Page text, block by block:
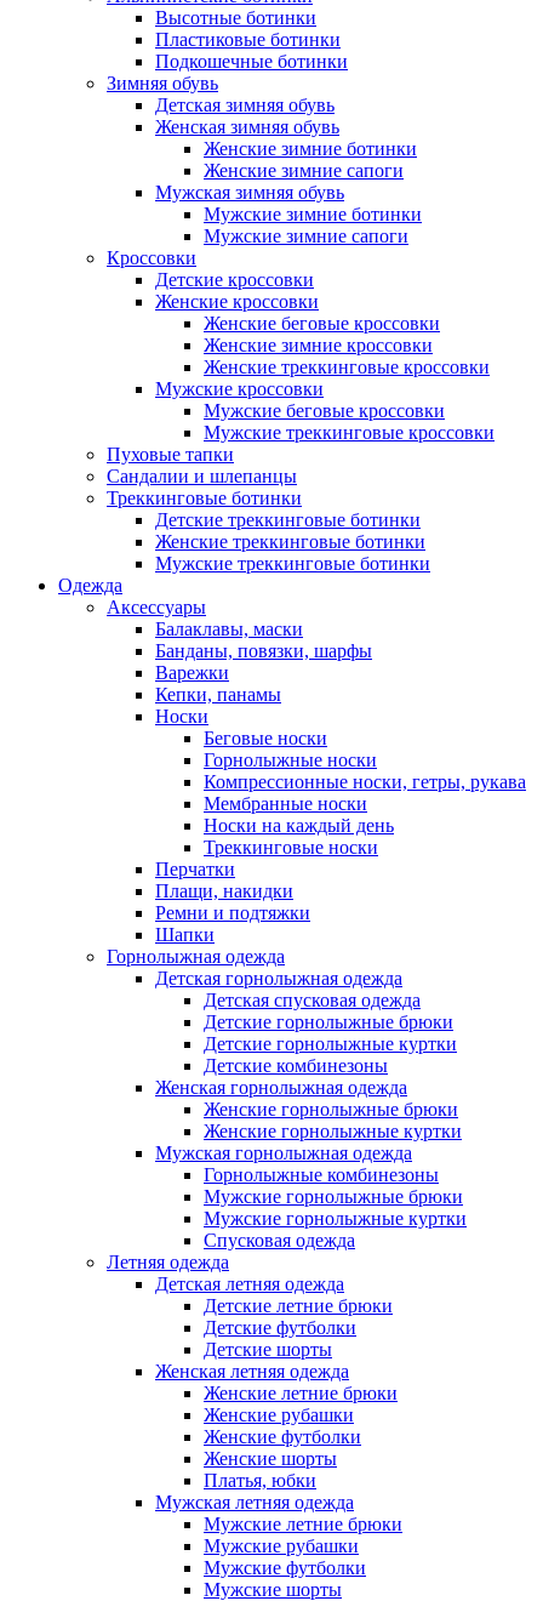
Высотные ботинки
Пластиковые ботинки
Подкошечные ботинки
Зимняя обувь
Детская зимняя обувь
Женская зимняя обувь
Женские зимние ботинки
Женские зимние сапоги
Мужская зимняя обувь
Мужские зимние ботинки
Мужские зимние сапоги
Кроссовки
Детские кроссовки
Женские кроссовки
Женские беговые кроссовки
Женские зимние кроссовки
Женские треккинговые кроссовки
Мужские кроссовки
Мужские беговые кроссовки
Мужские треккинговые кроссовки
Пуховые тапки
Сандалии и шлепанцы
Треккинговые ботинки
Детские треккинговые ботинки
Женские треккинговые ботинки
Мужские треккинговые ботинки
Одежда
Аксессуары
Балаклавы, маски
Банданы, повязки, шарфы
Варежки
Кепки, панамы
Носки
Беговые носки
Горнолыжные носки
Компрессионные носки, гетры, рукава
Мембранные носки
Носки на каждый день
Треккинговые носки
Перчатки
Плащи, накидки
Ремни и подтяжки
Шапки
Горнолыжная одежда
Детская горнолыжная одежда
Детская спусковая одежда
Детские горнолыжные брюки
Детские горнолыжные куртки
Детские комбинезоны
Женская горнолыжная одежда
Женские горнолыжные брюки
Женские горнолыжные куртки
Мужская горнолыжная одежда
Горнолыжные комбинезоны
Мужские горнолыжные брюки
Мужские горнолыжные куртки
Спусковая одежда
Летняя одежда
Детская летняя одежда
Детские летние брюки
Детские футболки
Детские шорты
Женская летняя одежда
Женские летние брюки
Женские рубашки
Женские футболки
Женские шорты
Платья, юбки
Мужская летняя одежда
Мужские летние брюки
Мужские рубашки
Мужские футболки
Мужские шорты